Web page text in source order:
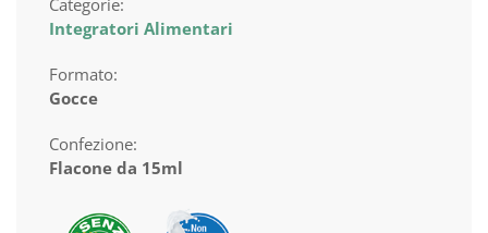
Integratori Alimentari
Formato:
Gocce
Confezione:
Flacone da 15ml